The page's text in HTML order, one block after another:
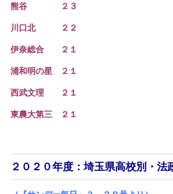
熊谷 ２３
川口北 ２２
伊奈総合 ２１
浦和明の星 ２１
西武文理 ２１
東農大第三 ２１
２０２０年度：埼玉県高校別・法